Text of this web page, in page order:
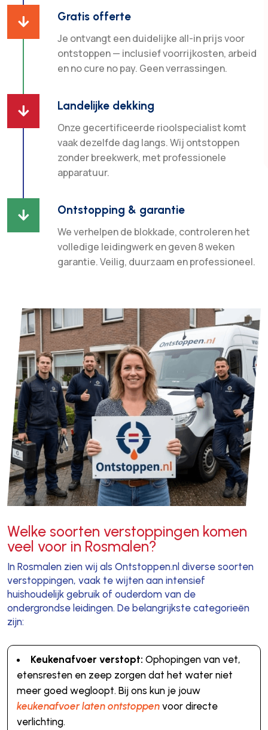
 Gratis offerte
Je ontvangt een duidelijke all-in prijs voor
ontstoppen — inclusief voorrijkosten, arbeid
en no cure no pay. Geen verrassingen.
 Landelijke dekking
Onze gecertificeerde rioolspecialist komt
vaak dezelfde dag langs. Wij ontstoppen
zonder breekwerk, met professionele
apparatuur.
 Ontstopping & garantie
We verhelpen de blokkade, controleren het
volledige leidingwerk en geven 8 weken
garantie. Veilig, duurzaam en professioneel.
Welke soorten verstoppingen komen
veel voor in Rosmalen?
In Rosmalen zien wij als Ontstoppen.nl diverse soorten
verstoppingen, vaak te wijten aan intensief
huishoudelijk gebruik of ouderdom van de
ondergrondse leidingen. De belangrijkste categorieën
zijn:
Keukenafvoer verstopt: Ophopingen van vet,
etensresten en zeep zorgen dat het water niet
meer goed wegloopt. Bij ons kun je jouw
keukenafvoer laten ontstoppenvoor directe
verlichting.